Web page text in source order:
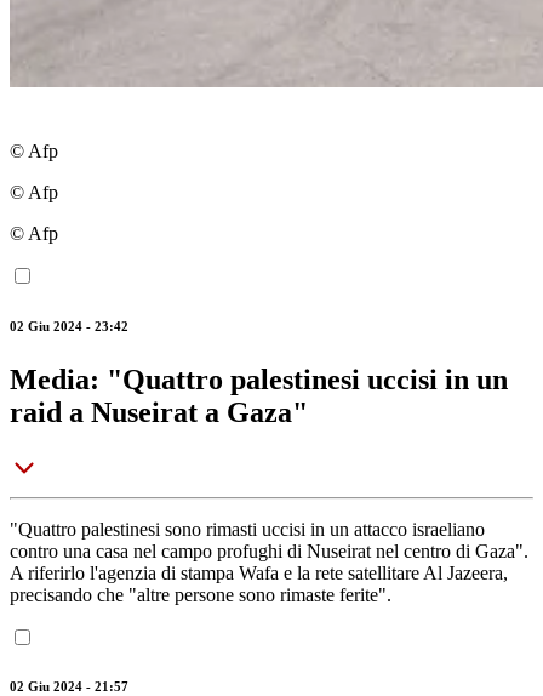
© Afp
© Afp
© Afp
02 Giu 2024 - 23:42
Media: "Quattro palestinesi uccisi in un
raid a Nuseirat a Gaza"
"Quattro palestinesi sono rimasti uccisi in un attacco israeliano
contro una casa nel campo profughi di Nuseirat nel centro di Gaza".
A riferirlo l'agenzia di stampa Wafa e la rete satellitare Al Jazeera,
precisando che "altre persone sono rimaste ferite".
02 Giu 2024 - 21:57